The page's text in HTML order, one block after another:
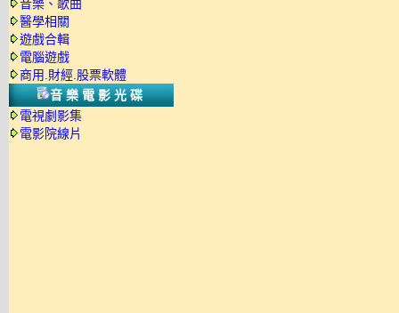
音樂、歌曲
醫學相關
遊戲合輯
電腦遊戲
商用.財經.股票軟體
音樂電影光碟
電視劇影集
電影院線片